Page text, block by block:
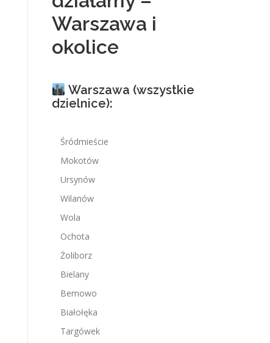
Warszawa i
okolice
Warszawa (wszystkie
dzielnice):
Śródmieście
Mokotów
Ursynów
Wilanów
Wola
Ochota
Żoliborz
Bielany
Bemowo
Białołęka
Targówek